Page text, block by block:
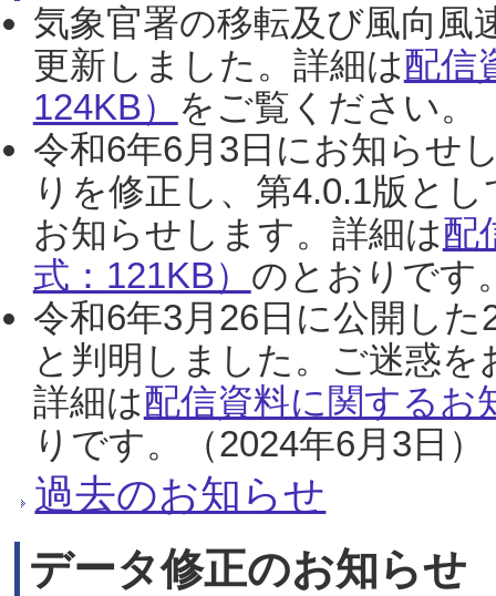
気象官署の移転及び風向風
更新しました。詳細は配信
124KB） をご覧ください。
令和6年6月3日にお知らせ
りを修正し、第4.0.1版と
お知らせします。詳細は配
式：121KB） のとおりです
令和6年3月26日に公開し
と判明しました。ご迷惑
詳細は配信資料に関するお
りです。（2024年6月3日）
過去のお知らせ
データ修正のお知らせ